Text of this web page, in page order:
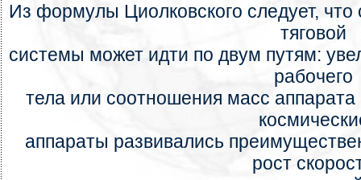
Из формулы Циолковского следует,
тяговой
системы может идти по двум путям:
рабочего
тела или соотношения масс
аппараты развивались
рост